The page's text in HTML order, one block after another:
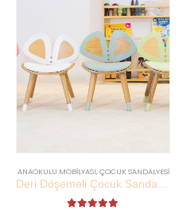
ANAOKULU MOBILYASI,ÇOCUK SANDALYESI
Deri Döşemeli Çocuk Sandalyesi | Kayın Kontraplak 50 kg | Lilikids Shop